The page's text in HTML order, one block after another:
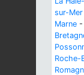
sur-Mer
Marne -
Roche-